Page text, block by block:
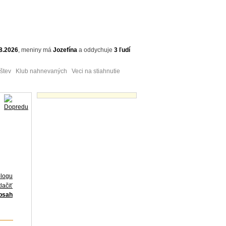
, meniny má Jozefína a oddychuje 3 ľudí
Klub nahnevaných Veci na stiahnutie